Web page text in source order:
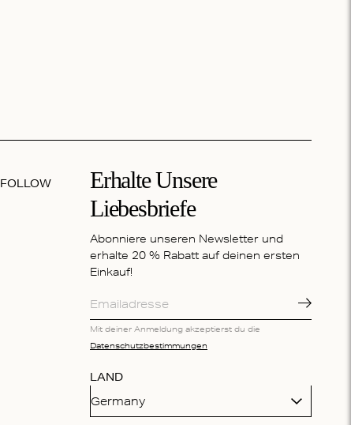
FOLLOW
Erhalte Unsere
Liebesbriefe
Abonniere unseren Newsletter und
erhalte 20 % Rabatt auf deinen ersten
Einkauf!
Mit deiner Anmeldung akzeptierst du die
Datenschutzbestimmungen
LAND
Germany